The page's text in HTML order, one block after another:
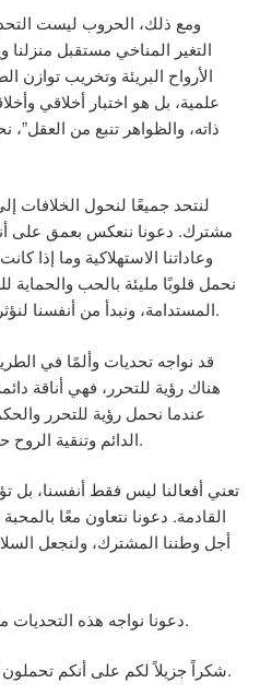
ومع ذلك، الحروب ليست
التغير المناخي مستقبل
الأرواح البريئة وتخريب توازن
علمية، بل هو اختبار أخلاقي
ذاته، والظواهر تنبع من العقل”،
لنتحد جميعًا لنحول الخلافات
مشترك. دعونا ننعكس بعمق على
وعاداتنا الاستهلاكية وما إذا
نحمل قلوبًا مليئة بالحب والحماية
المستدامة، ونبدأ من أنفسنا لنؤثر على الدولة بأكملها والعالم.
قد نواجه تحديات وألمًا في
هناك رؤية للتحرر، فهي أناقة
عندما نحمل رؤية للتحرر
الدائم وتنقية الروح حتى في وجه الصعاب الكبيرة.
تعني أفعالنا ليس فقط أنفسنا، بل
القادمة. دعونا نتعاون معًا
أجل وطننا المشترك، ولنجعل
دعونا نواجه هذه التحديات معًا، ولنحمي هذا الكوكب معًا.
شكراً جزيلاً لكم على أنكم تحملون قلوبًا مليئة بالرحمة والحنان.